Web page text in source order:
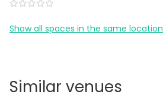
Show all spaces in the same location
Similar venues